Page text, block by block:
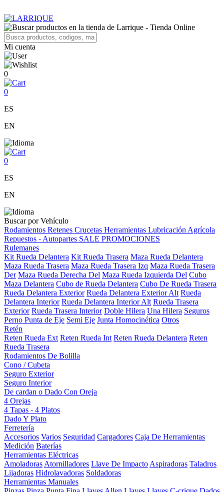
Mi cuenta
0
0
ES
EN
0
ES
EN
Buscar por Vehículo
Rodamientos Retenes Crucetas Herramientas Lubricación Agrícola
Repuestos - Autopartes SALE PROMOCIONES
Rulemanes
Kit Rueda Delantera Kit Rueda Trasera Maza Rueda Delantera
Maza Rueda Trasera Maza Rueda Trasera Izq Maza Rueda Trasera
Der Maza Rueda Derecha Del Maza Rueda Izquierda Del Cubo
Maza Delantera Cubo de Rueda Delantera Cubo De Rueda Trasera
Rueda Delantera Exterior Rueda Delantera Exterior Alt Rueda
Delantera Interior Rueda Delantera Interior Alt Rueda Trasera
Exterior Rueda Trasera Interior Doble Hilera Una Hilera Seguros
Perno Punta de Eje Semi Eje Junta Homocinética Otros
Retén
Reten Rueda Ext Reten Rueda Int Reten Rueda Delantera Reten
Rueda Trasera
Rodamientos De Bolilla
Cono / Cubeta
Seguro Exterior
Seguro Interior
De cardan o Dado Con Oreja
4 Orejas
4 Tapas - 4 Platos
Dado Y Plato
Ferretería
Accesorios Varios Seguridad Cargadores Caja De Herramientas
Medición Baterías
Herramientas Eléctricas
Amoladoras Atornilladores Llave De Impacto Aspiradoras Taladros
Lijadoras Hidrolavadoras Soldadoras
Herramientas Manuales